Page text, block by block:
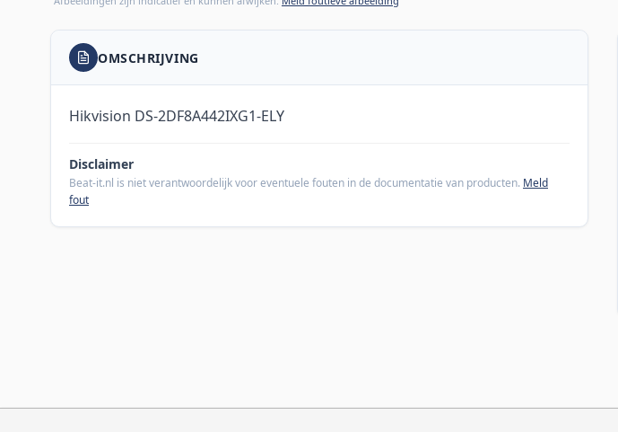
OMSCHRIJVING
Hikvision DS-2DF8A442IXG1-ELY
Disclaimer
Beat-it.nl is niet verantwoordelijk voor eventuele fouten in de documentatie van producten. Meld
fout